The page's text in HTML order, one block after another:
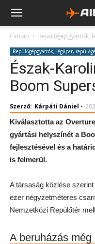
Címlap Repülőgépgyártók,
Repülőgépgyártók, légiipar,
Észak-
Boom
Szerző: Kárpáti Dániel -
Kiválasztotta az
gyártási helyszínét a
fejlesztésével és a
is felmerül.
A társaság közlése
ezer négyzetméteres
Nemzetközi Repülőtér
A beruházás